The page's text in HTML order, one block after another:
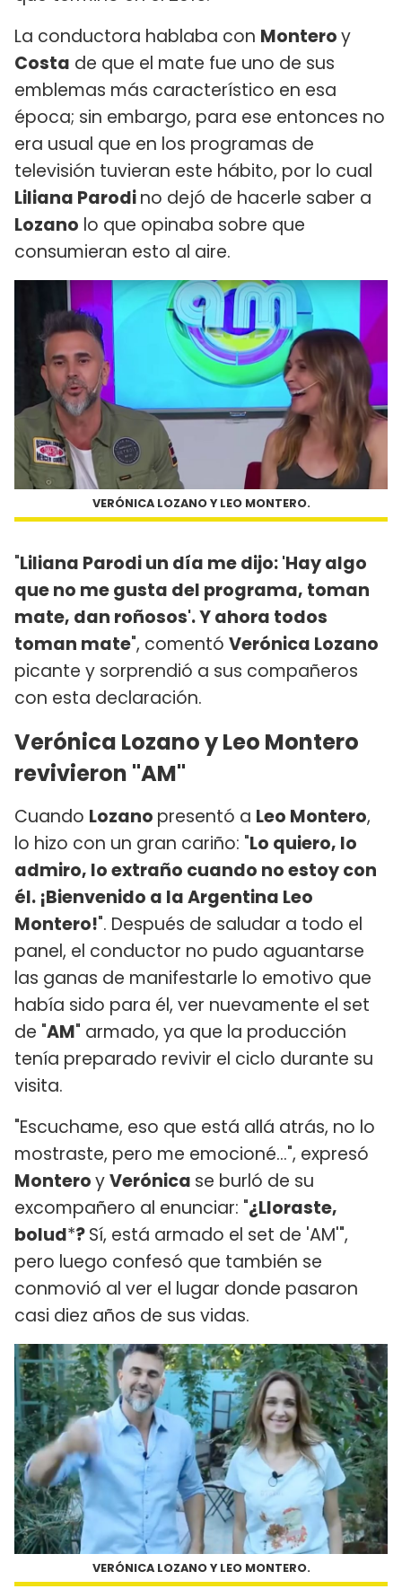
La conductora hablaba con Monteroy
Costa de que el mate fue uno de sus
emblemas más característico en esa
época; sin embargo, para ese entonces no
era usual que en los programas de
televisión tuvieran este hábito, por lo cual
Liliana Parodino dejó de hacerle saber a
Lozano lo que opinaba sobre que
consumieran esto al aire.
VERÓNICA LOZANO Y LEO MONTERO.
"Liliana Parodi un día me dijo: 'Hay algo
que no me gusta del programa, toman
mate, dan roñosos'. Y ahora todos
toman mate", comentó Verónica Lozano
picante y sorprendió a sus compañeros
con esta declaración.
Verónica Lozano y Leo Montero
revivieron "AM"
Cuando Lozano presentó a Leo Montero,
lo hizo con un gran cariño: "Lo quiero, lo
admiro, lo extraño cuando no estoy con
él. ¡Bienvenido a la Argentina Leo
Montero!". Después de saludar a todo el
panel, el conductor no pudo aguantarse
las ganas de manifestarle lo emotivo que
había sido para él, ver nuevamente el set
de "AM" armado, ya que la producción
tenía preparado revivir el ciclo durante su
visita.
"Escuchame, eso que está allá atrás, no lo
mostraste, pero me emocioné...", expresó
MonteroyVerónica se burló de su
excompañero al enunciar: "¿Lloraste,
bolud*?Sí, está armado el set de 'AM'",
pero luego confesó que también se
conmovió al ver el lugar donde pasaron
casi diez años de sus vidas.
VERÓNICA LOZANO Y LEO MONTERO.